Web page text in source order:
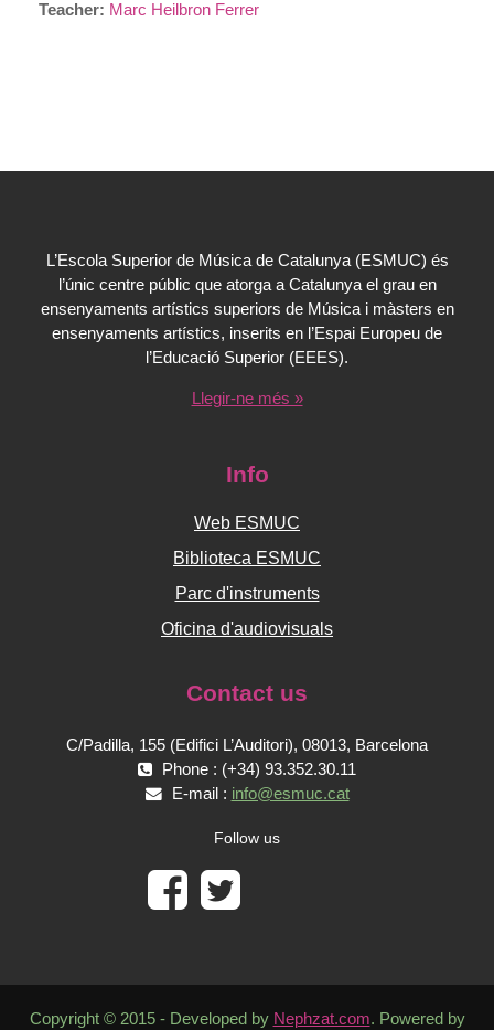
Teacher: Marc Heilbron Ferrer
L’Escola Superior de Música de Catalunya (ESMUC) és
l’únic centre públic que atorga a Catalunya el grau en
ensenyaments artístics superiors de Música i màsters en
ensenyaments artístics, inserits en l’Espai Europeu de
l’Educació Superior (EEES).
Llegir-ne més »
Info
Web ESMUC
Biblioteca ESMUC
Parc d'instruments
Oficina d'audiovisuals
Contact us
C/Padilla, 155 (Edifici L’Auditori), 08013, Barcelona
Phone : (+34) 93.352.30.11
E-mail : info@esmuc.cat
Follow us
Copyright © 2015 - Developed by Nephzat.com. Powered by